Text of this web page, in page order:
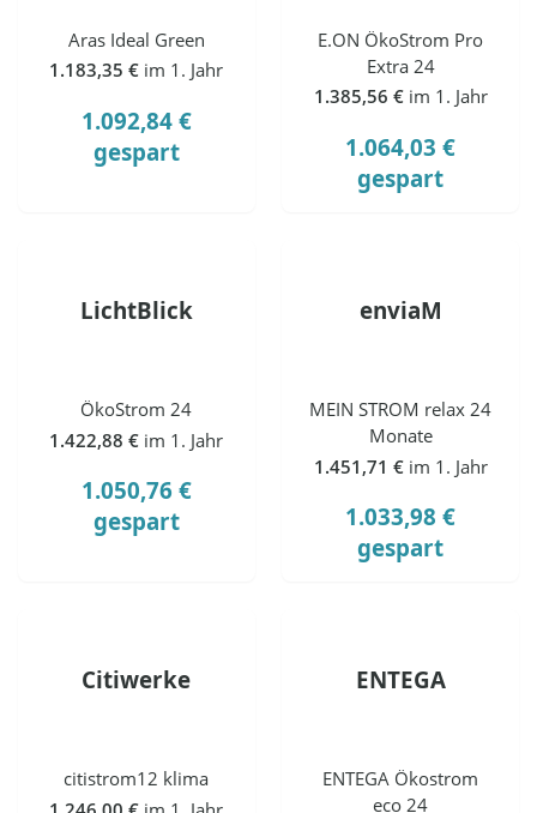
Aras Ideal Green
1.183,35 € im 1. Jahr
1.092,84 €
gespart
E.ON ÖkoStrom Pro
Extra 24
1.385,56 € im 1. Jahr
1.064,03 €
gespart
LichtBlick
ÖkoStrom 24
1.422,88 € im 1. Jahr
1.050,76 €
gespart
enviaM
MEIN STROM relax 24
Monate
1.451,71 € im 1. Jahr
1.033,98 €
gespart
Citiwerke
citistrom12 klima
ENTEGA
ENTEGA Ökostrom
eco 24